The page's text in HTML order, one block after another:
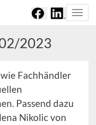
2023
Fachhändler
Passend dazu
Nikolic von